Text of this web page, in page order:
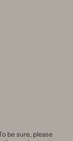
be sure, please